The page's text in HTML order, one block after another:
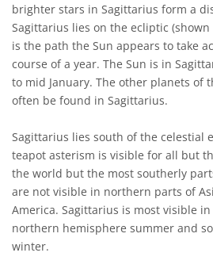
brighter stars in Sagittarius form a
Sagittarius lies on the ecliptic
is the path the Sun appears to take
course of a year. The Sun is in
to mid January. The other planets of
often be found in Sagittarius.
Sagittarius lies south of the celestial
teapot asterism is visible for all but
the world but the most southerly
are not visible in northern parts of
America. Sagittarius is most visible
northern hemisphere summer and
winter.